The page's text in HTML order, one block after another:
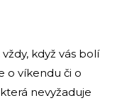
když vás bolí
o víkendu či o
nevyžaduje